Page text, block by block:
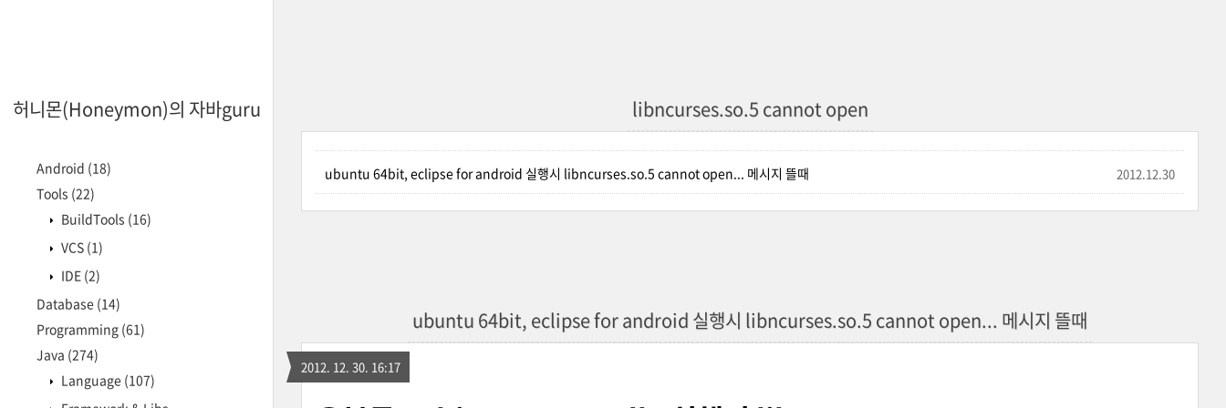
허니몬(Honeymon)의 자바guru
Android (18)
Tools (22)
BuildTools (16)
VCS (1)
IDE (2)
Database (14)
Programming (61)
Java (274)
Language (107)
libncurses.so.5 cannot open
ubuntu 64bit, eclipse for android 실행시 libncurses.so.5 cannot open... 메시지 뜰때 2012.12.30
ubuntu 64bit, eclipse for android 실행시 libncurses.so.5 cannot open... 메시지 뜰때
2012. 12. 30. 16:17